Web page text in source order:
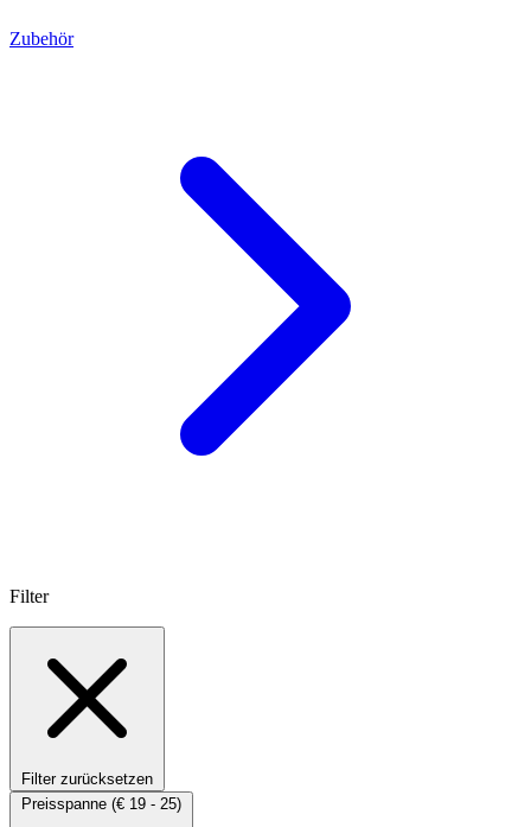
Zubehör
Filter
Filter zurücksetzen
Preisspanne (€ 19 - 25)